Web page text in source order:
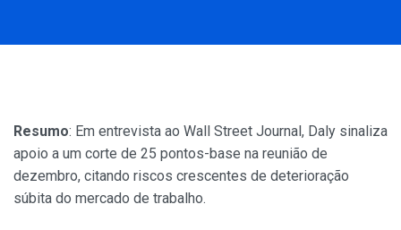
Resumo: Em entrevista ao Wall Street Journal, Daly sinaliza
apoio a um corte de 25 pontos-base na reunião de
dezembro, citando riscos crescentes de deterioração
súbita do mercado de trabalho.